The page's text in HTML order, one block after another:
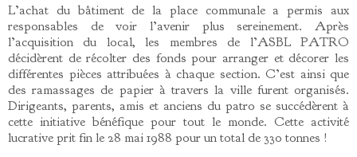
L’achat du bâtiment de la place communale a permis aux
responsables de voir l’avenir plus sereinement. Après
l’acquisition du local, les membres de l’ASBL PATRO
décidèrent de récolter des fonds pour arranger et décorer les
différentes pièces attribuées à chaque section. C’est ainsi que
des ramassages de papier à travers la ville furent organisés.
Dirigeants, parents, amis et anciens du patro se succédèrent à
cette initiative bénéfique pour tout le monde. Cette activité
lucrative prit fin le 28 mai 1988 pour un total de 330 tonnes !